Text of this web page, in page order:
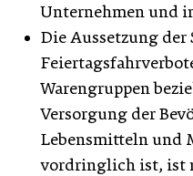
Unternehmen und
Die Aussetzung der
Warengruppen
Versorgung der
Lebensmitteln und
vordringlich ist, ist